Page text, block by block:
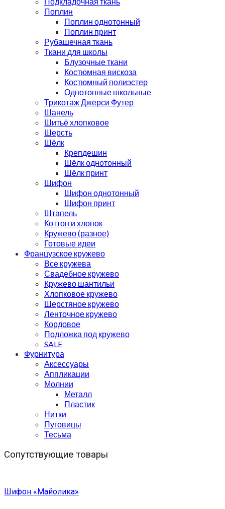
Поплин
Поплин однотонный
Поплин принт
Рубашечная ткань
Ткани для школы
Блузочные ткани
Костюмная вискоза
Костюмный полиэстер
Однотонные школьные
Трикотаж Джерси Футер
Шанель
Шитьё хлопковое
Шерсть
Шёлк
Крепдешин
Шёлк однотонный
Шёлк принт
Шифон
Шифон однотонный
Шифон принт
Штапель
Коттон и хлопок
Кружево (разное)
Готовые идеи
Французское кружево
Все кружева
Свадебное кружево
Кружево шантильи
Хлопковое кружево
Шерстяное кружево
Ленточное кружево
Кордовое
Подложка под кружево
SALE
Фурнитура
Аксессуары
Аппликации
Молнии
Металл
Пластик
Нитки
Пуговицы
Тесьма
Сопутствующие товары
Шифон «Майолика»